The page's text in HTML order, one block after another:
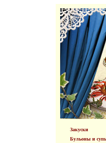
Закуски
Бульоны и